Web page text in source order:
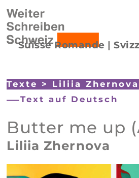
Suisse Romande |
Texte > Liliia Zhernova
Text auf Deutsch
Butter me up
Liliia Zhernova